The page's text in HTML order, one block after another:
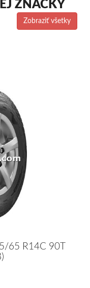
ZNAČKY
Zobraziť všetky
65 R14C 90T